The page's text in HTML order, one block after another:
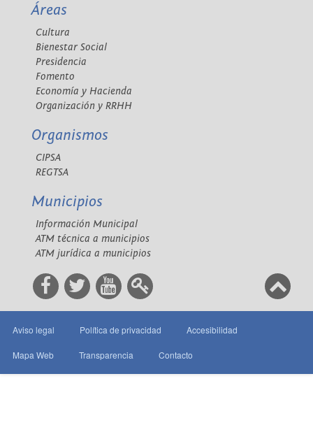
Áreas
Cultura
Bienestar Social
Presidencia
Fomento
Economía y Hacienda
Organización y RRHH
Organismos
CIPSA
REGTSA
Municipios
Información Municipal
ATM técnica a municipios
ATM jurídica a municipios
Aviso legal Política de privacidad Accesibilidad
Mapa Web Transparencia Contacto